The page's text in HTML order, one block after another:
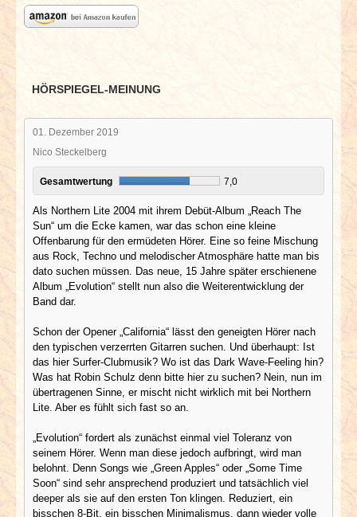
HÖRSPIEGEL-MEINUNG
01. Dezember 2019
Nico Steckelberg
Gesamtwertung 7,0
Als Northern Lite 2004 mit ihrem Debüt-Album „Reach The
Sun“ um die Ecke kamen, war das schon eine kleine
Offenbarung für den ermüdeten Hörer. Eine so feine Mischung
aus Rock, Techno und melodischer Atmosphäre hatte man bis
dato suchen müssen. Das neue, 15 Jahre später erschienene
Album „Evolution“ stellt nun also die Weiterentwicklung der
Band dar.
Schon der Opener „California“ lässt den geneigten Hörer nach
den typischen verzerrten Gitarren suchen. Und überhaupt: Ist
das hier Surfer-Clubmusik? Wo ist das Dark Wave-Feeling hin?
Was hat Robin Schulz denn bitte hier zu suchen? Nein, nun im
übertragenen Sinne, er mischt nicht wirklich mit bei Northern
Lite. Aber es fühlt sich fast so an.
„Evolution“ fordert als zunächst einmal viel Toleranz von
seinem Hörer. Wenn man diese jedoch aufbringt, wird man
belohnt. Denn Songs wie „Green Apples“ oder „Some Time
Soon“ sind sehr ansprechend produziert und tatsächlich viel
deeper als sie auf den ersten Ton klingen. Reduziert, ein
bisschen 8-Bit, ein bisschen Minimalismus, dann wieder volle